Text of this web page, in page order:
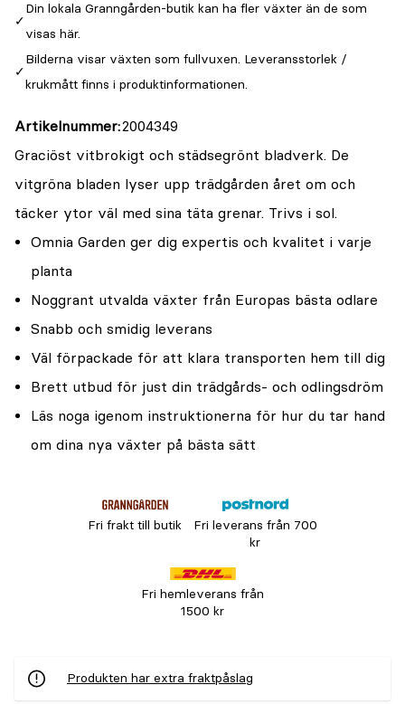
Din lokala Granngården-butik kan ha fler växter än de som
visas här.
Bilderna visar växten som fullvuxen. Leveransstorlek /
krukmått finns i produktinformationen.
Artikelnummer 2004349
Graciöst vitbrokigt och städsegrönt bladverk. De
vitgröna bladen lyser upp trädgården året om och
täcker ytor väl med sina täta grenar. Trivs i sol.
Omnia Garden ger dig expertis och kvalitet i varje
planta
Noggrant utvalda växter från Europas bästa odlare
Snabb och smidig leverans
Väl förpackade för att klara transporten hem till dig
Brett utbud för just din trädgårds- och odlingsdröm
Läs noga igenom instruktionerna för hur du tar hand
om dina nya växter på bästa sätt
Fri frakt till butik
Fri leverans från 700
kr
Fri hemleverans från
1500 kr
Produkten har extra fraktpåslag